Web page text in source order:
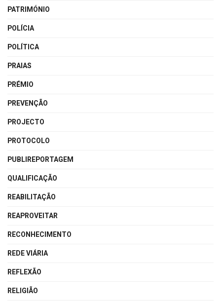
PATRIMÓNIO
POLÍCIA
POLÍTICA
PRAIAS
PRÉMIO
PREVENÇÃO
PROJECTO
PROTOCOLO
PUBLIREPORTAGEM
QUALIFICAÇÃO
REABILITAÇÃO
REAPROVEITAR
RECONHECIMENTO
REDE VIÁRIA
REFLEXÃO
RELIGIÃO